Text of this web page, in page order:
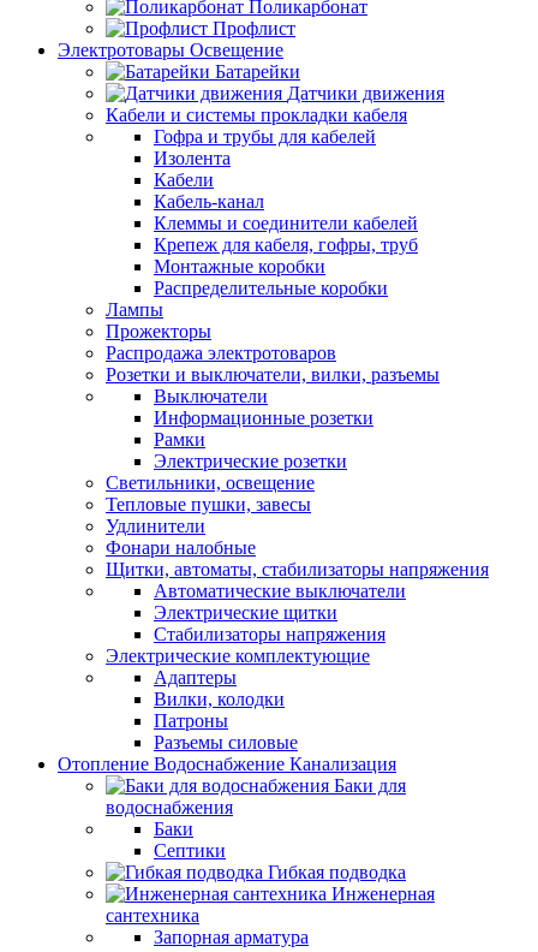
Поликарбонат
Профлист
Электротовары Освещение
Батарейки
Датчики движения
Кабели и системы прокладки кабеля
Гофра и трубы для кабелей
Изолента
Кабели
Кабель-канал
Клеммы и соединители кабелей
Крепеж для кабеля, гофры, труб
Монтажные коробки
Распределительные коробки
Лампы
Прожекторы
Распродажа электротоваров
Розетки и выключатели, вилки, разъемы
Выключатели
Информационные розетки
Рамки
Электрические розетки
Светильники, освещение
Тепловые пушки, завесы
Удлинители
Фонари налобные
Щитки, автоматы, стабилизаторы напряжения
Автоматические выключатели
Электрические щитки
Стабилизаторы напряжения
Электрические комплектующие
Адаптеры
Вилки, колодки
Патроны
Разъемы силовые
Отопление Водоснабжение Канализация
Баки для
водоснабжения
Баки
Септики
Гибкая подводка
Инженерная
сантехника
Запорная арматура